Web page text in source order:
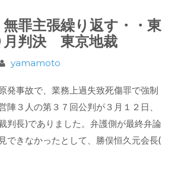
罪主張繰り返す・・東
月判決 東京地裁
yamamoto
発事故で、業務上過失致死傷罪で強制
陣３人の第３７回公判が３月１２日、
判長)でありました。弁護側が最終弁論
できなかったとして、勝俣恒久元会長(